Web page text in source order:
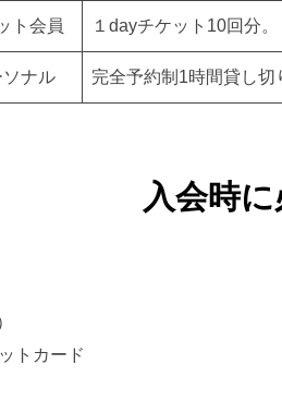
ト会員 １dayチケット10回分
ナル 完全予約制1時間貸し切
入会時
トカード